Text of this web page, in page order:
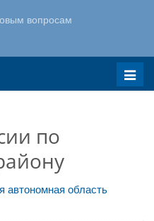
Меню
по
автономная область